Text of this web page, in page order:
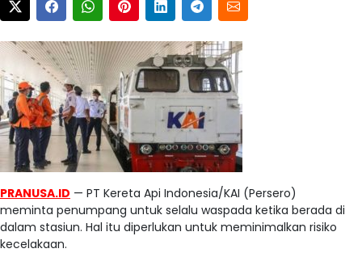
PRANUSA.ID — PT Kereta Api Indonesia/KAI (Persero)
meminta penumpang untuk selalu waspada ketika berada di
dalam stasiun. Hal itu diperlukan untuk meminimalkan risiko
kecelakaan.